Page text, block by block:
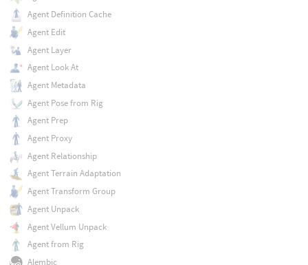
Agent Definition Cache
Agent Edit
Agent Layer
Agent Look At
Agent Metadata
Agent Pose from Rig
Agent Prep
Agent Proxy
Agent Relationship
Agent Terrain Adaptation
Agent Transform Group
Agent Unpack
Agent Vellum Unpack
Agent from Rig
Alembic